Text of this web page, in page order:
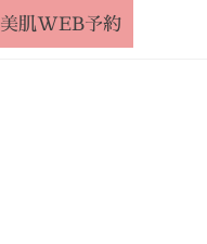
美肌WEB予約